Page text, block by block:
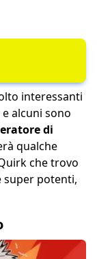
interessanti
alcuni sono
di
qualche
che trovo
super potenti,